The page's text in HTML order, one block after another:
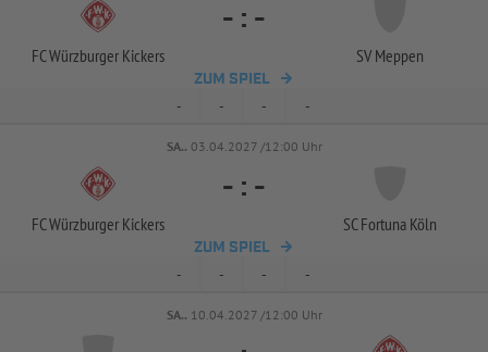
FC Würzburger Kickers
- : -
SV Meppen
ZUM SPIEL
- - - -
SA.. 03.04.2027 /12:00 Uhr
FC Würzburger Kickers
- : -
SC Fortuna Köln
ZUM SPIEL
- - - -
SA.. 10.04.2027 /12:00 Uhr